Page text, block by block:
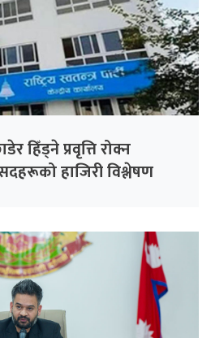
हिँड्ने प्रवृत्ति रोक्न
हाजिरी विश्लेषण